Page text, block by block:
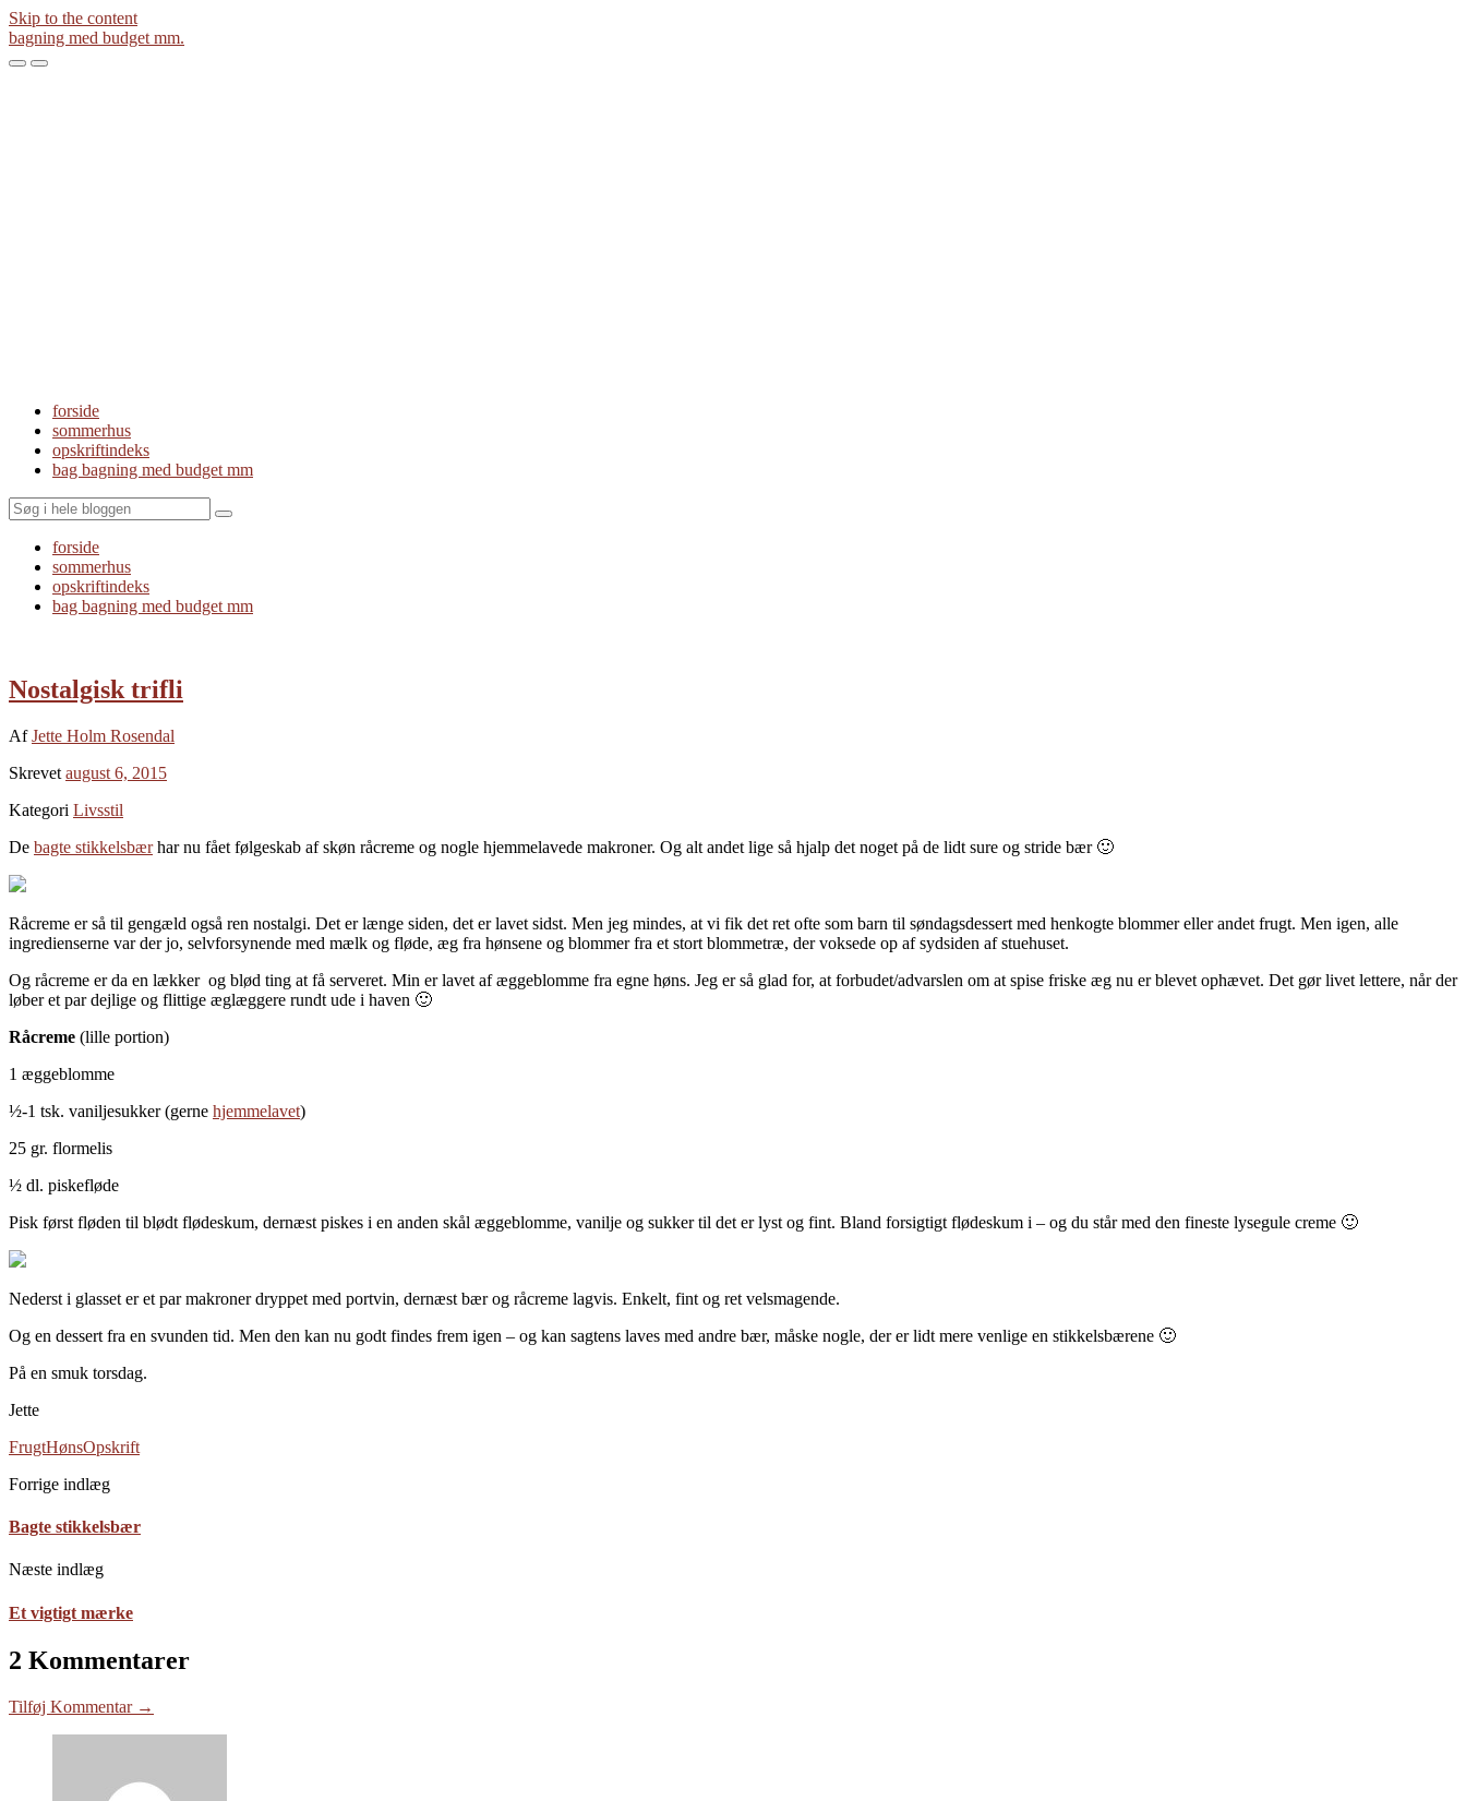
Skip to the content
bagning med budget mm.
ToggleToggle
forside
sommerhus
opskriftindeks
bag bagning med budget mm
Search
forside
sommerhus
opskriftindeks
bag bagning med budget mm
Nostalgisk trifli
AfJette Holm Rosendal
Skrevet august 6, 2015
Kategori Livsstil
De bagte stikkelsbærhar nu fået følgeskab af skøn råcreme og nogle hjemmelavede makroner. Og alt andet lige så hjalp det noget på de lidt sure og stride bær 🙂
Råcreme er så til gengæld også ren nostalgi. Det er længe siden, det er lavet sidst. Men jeg mindes, at vi fik det ret ofte som barn til søndagsdessert med henkogte blommer eller andet frugt. Men igen, alle
ingredienserne var der jo, selvforsynende med mælk og fløde, æg fra hønsene og blommer fra et stort blommetræ, der voksede op af sydsiden af stuehuset.
Og råcreme er da en lækker og blød ting at få serveret. Min er lavet af æggeblomme fra egne høns. Jeg er så glad for, at forbudet/advarslen om at spise friske æg nu er blevet ophævet. Det gør livet lettere, når der
løber et par dejlige og flittige æglæggere rundt ude i haven 🙂
Råcreme (lille portion)
1 æggeblomme
½-1 tsk. vaniljesukker (gerne hjemmelavet)
25 gr. flormelis
½ dl. piskefløde
Pisk først fløden til blødt flødeskum, dernæst piskes i en anden skål æggeblomme, vanilje og sukker til det er lyst og fint. Bland forsigtigt flødeskum i – og du står med den fineste lysegule creme 🙂
Nederst i glasset er et par makroner dryppet med portvin, dernæst bær og råcreme lagvis. Enkelt, fint og ret velsmagende.
Og en dessert fra en svunden tid. Men den kan nu godt findes frem igen – og kan sagtens laves med andre bær, måske nogle, der er lidt mere venlige en stikkelsbærene 🙂
På en smuk torsdag.
Jette
FrugtHønsOpskrift
Forrige indlæg
Bagte stikkelsbær
Næste indlæg
Et vigtigt mærke
2 Kommentarer
Tilføj Kommentar →